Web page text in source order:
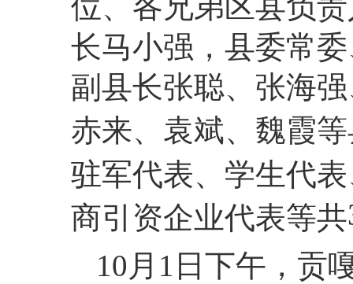
长马小强，县委常
副县长张聪、张海
赤来、袁斌、魏霞
驻军代表、学生代
商引资企业代表等共
10月1日下午，贡